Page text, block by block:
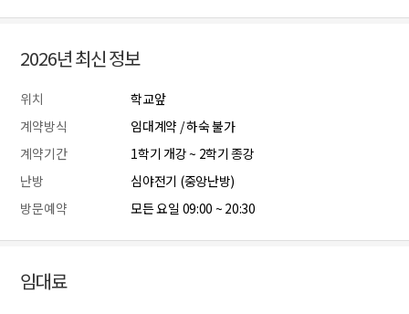
2026년 최신 정보
위치
학교앞
계약방식
임대계약 / 하숙 불가
계약기간
1학기 개강 ~ 2학기 종강
난방
심야전기 (중앙난방)
방문예약
모든 요일 09:00 ~ 20:30
임대료